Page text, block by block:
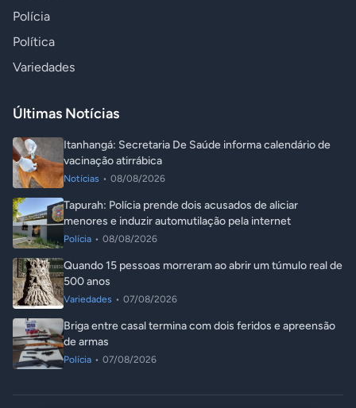
Polícia
Política
Variedades
Últimas Notícias
Itanhangá: Secretaria De Saúde informa calendário de
vacinação atirrábica
Notícias • 08/08/2026
Tapurah: Polícia prende dois acusados de aliciar
menores e induzir automutilação pela internet
Polícia • 08/08/2026
Quando 15 pessoas morreram ao abrir um túmulo real de
500 anos
Variedades • 07/08/2026
Briga entre casal termina com dois feridos e apreensão
de armas
Polícia • 07/08/2026